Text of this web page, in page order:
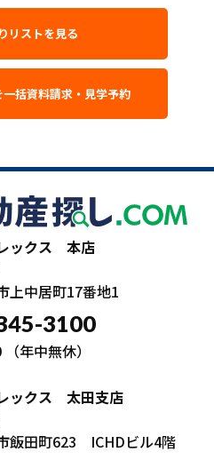
リストを見る
ックス 本店
上中居町17番地1
3100
（年中無休）
ックス 太田支店
飯田町623 ICHDビル4階